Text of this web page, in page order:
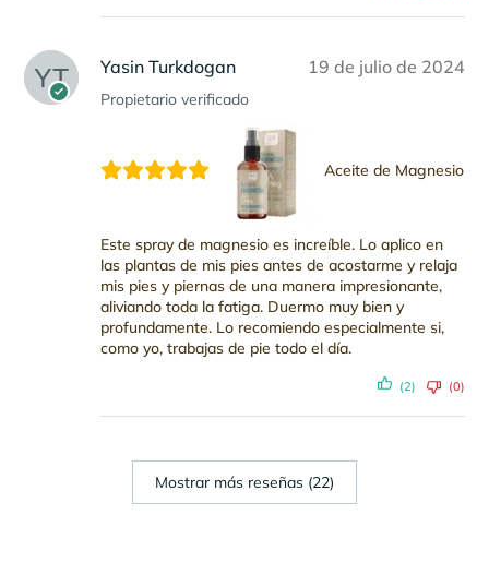
Yasin Turkdogan
Propietario verificado
19 de julio de 2024
Aceite de Magnesio
Este spray de magnesio es increíble. Lo aplico en
las plantas de mis pies antes de acostarme y relaja
mis pies y piernas de una manera impresionante,
aliviando toda la fatiga. Duermo muy bien y
profundamente. Lo recomiendo especialmente si,
como yo, trabajas de pie todo el día.
(2) (0)
Mostrar más reseñas (22)